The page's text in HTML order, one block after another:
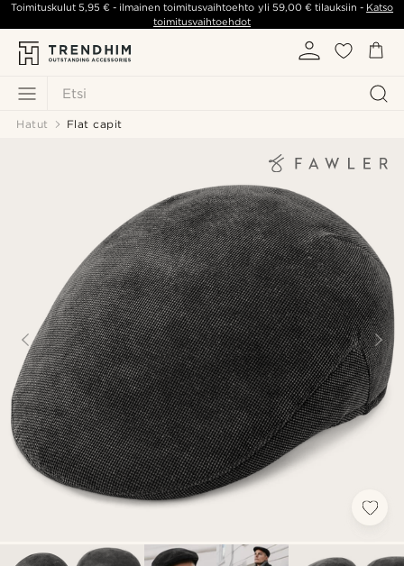
Etsi
Toimituskulut5,95 € - ilmainen toimitusvaihtoehto yli 59,00 €tilauksiin - Katso
toimitusvaihtoehdot
Hatut Flat capit